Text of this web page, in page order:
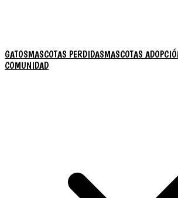
GATOSMASCOTAS PERDIDASMASCOTAS
COMUNIDAD